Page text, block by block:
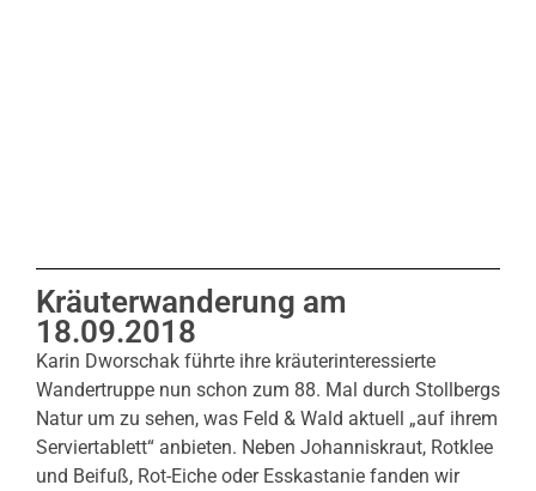
Kräuterwanderung am
18.09.2018
Karin Dworschak führte ihre kräuterinteressierte
Wandertruppe nun schon zum 88. Mal durch Stollbergs
Natur um zu sehen, was Feld & Wald aktuell „auf ihrem
Serviertablett“ anbieten. Neben Johanniskraut, Rotklee
und Beifuß, Rot-Eiche oder Esskastanie fanden wir